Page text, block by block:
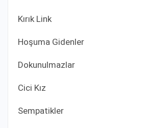
Kırık Link
Hoşuma Gidenler
Dokunulmazlar
Cici Kız
Sempatikler